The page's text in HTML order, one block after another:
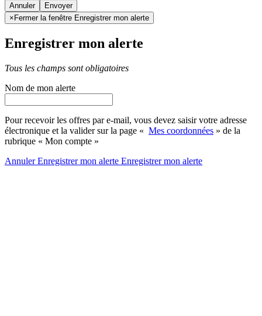
Annuler
× Fermer la fenêtre Enregistrer mon alerte
Enregistrer mon alerte
Tous les champs sont obligatoires
Nom de mon alerte
Pour recevoir les offres par e-mail, vous devez saisir votre adresse
électronique et la valider sur la page « Mes coordonnées » de la
rubrique « Mon compte »
AnnulerEnregistrer mon alerte Enregistrermon alerte